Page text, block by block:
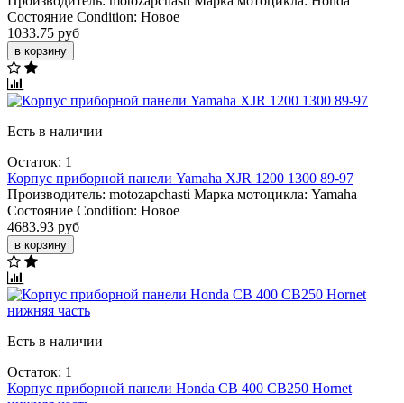
Состояние Condition: Новое
1033.75 руб
в корзину
Есть в наличии
Остаток: 1
Корпус приборной панели Yamaha XJR 1200 1300 89-97
Производитель: motozapchasti Марка мотоцикла: Yamaha
Состояние Condition: Новое
4683.93 руб
в корзину
Есть в наличии
Остаток: 1
Корпус приборной панели Honda CB 400 CB250 Hornet